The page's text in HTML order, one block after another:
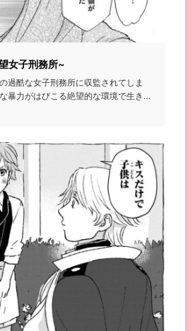
女子刑務所~
過酷な女子刑務所に収監されてしま
暴力がはびこる絶望的な環境で生き